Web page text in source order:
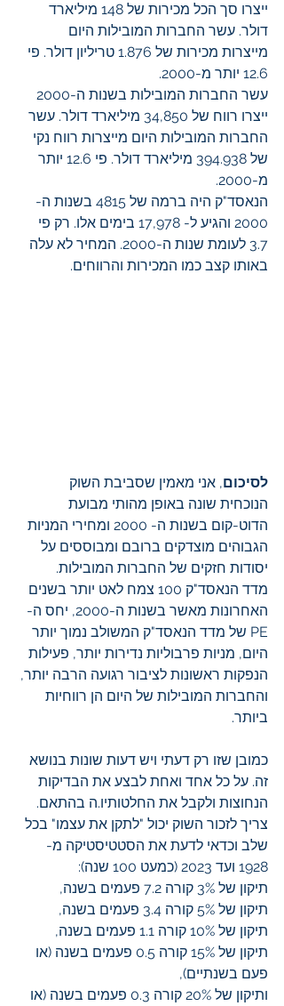
ייצרו סך הכל מכירות של 148 מיליארד
דולר. עשר החברות המובילות היום
מייצרות מכירות של 1.876 טריליון דולר. פי
12.6 יותר מ-2000.
ייצרו רווח של 34,850 מיליארד דולר. עשר
החברות המובילות היום מייצרות רווח נקי
של 394.938 מיליארד דולר. פי 12.6 יותר
מ-2000.
הנאסד"ק היה ברמה של 4815 בשנות ה-
2000 והגיע ל- 17,978 בימים אלו. רק פי
3.7 לעומת שנות ה-2000. המחיר לא עלה
באותו קצב כמו המכירות והרווחים.
לסיכום, אני מאמין שסביבת השוק
הנוכחית שונה באופן מהותי מבועת
הדוט-קום בשנות ה- 2000 ומחירי המניות
הגבוהים מוצדקים ברובם ומבוססים על
יסודות חזקים של החברות המובילות.
מדד הנאסד"ק 100 צמח לאט יותר בשנים
האחרונות מאשר בשנות ה-2000, יחס ה-
PE של מדד הנאסד"ק המשולב נמוך יותר
היום, מניות פרבוליות נדירות יותר, פעילות
הנפקות ראשונות לציבור רגועה הרבה יותר,
והחברות המובילות של היום הן רווחיות
ביותר.
כמובן שזו רק דעתי ויש דעות שונות בנושא
זה. על כל אחד ואחת לבצע את הבדיקות
הנחוצות ולקבל את החלטותיו.ה בהתאם.
צריך לזכור השוק יכול "לתקן את עצמו" בכל
שלב וכדאי לדעת את הסטטיסטיקה מ-
1928 ועד 2023 (כמעט 100 שנה):
תיקון של 3% קורה 7.2 פעמים בשנה,
תיקון של 5% קורה 3.4 פעמים בשנה,
תיקון של 10% קורה 1.1 פעמים בשנה,
תיקון של 15% קורה 0.5 פעמים בשנה (או
פעם בשנתיים),
ותיקון של 20% קורה 0.3 פעמים בשנה (או